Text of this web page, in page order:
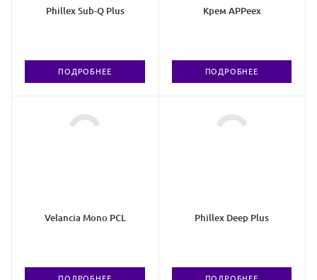
Phillex Sub-Q Plus
ПОДРОБНЕЕ
Крем APPeex
ПОДРОБНЕЕ
Velancia Mono PCL Phillex Deep Plus